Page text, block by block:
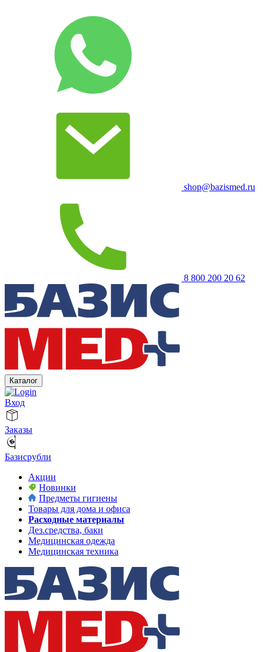
shop@bazismed.ru
8 800 200 20 62
Каталог
Вход
Заказы
Базисрубли
Акции
Новинки
Предметы гигиены
Товары для дома и офиса
Расходные материалы
Дез.средства, баки
Медицинская одежда
Медицинская техника